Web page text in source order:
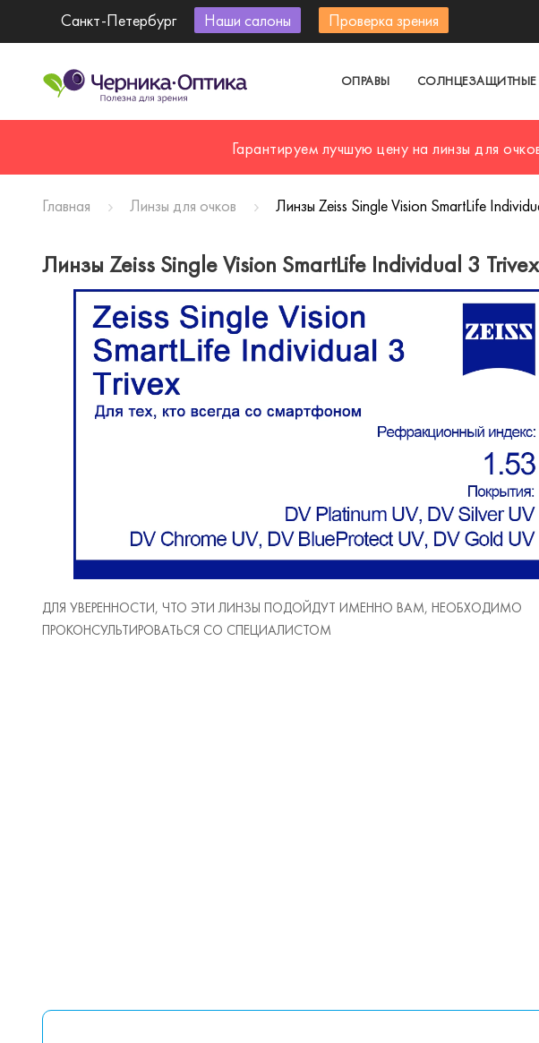
Санкт-Петербург Наши салоны Проверка зрения
ОПРАВЫ
Гарантируем лучшую цену на линзы для
Главная Линзы для очков Линзы Zeiss Single Vision SmartLife
Линзы Zeiss Single Vision SmartLife Individual 3
ДЛЯ УВЕРЕННОСТИ, ЧТО ЭТИ ЛИНЗЫ ПОДОЙДУТ ИМЕННО ВАМ, НЕОБХОДИМО
ПРОКОНСУЛЬТИРОВАТЬСЯ СО СПЕЦИАЛИСТОМ